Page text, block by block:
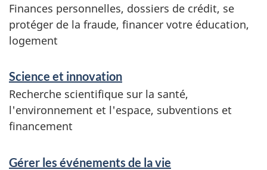
Finances personnelles, dossiers de crédit, se
protéger de la fraude, financer votre éducation,
logement
Science et innovation
Recherche scientifique sur la santé,
l'environnement et l'espace, subventions et
financement
Gérer les événements de la vie